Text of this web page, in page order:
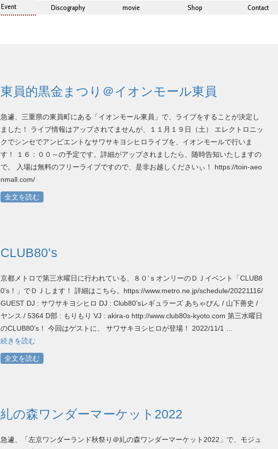
Event Discography movie Shop Contact
東員的黒金まつり＠イオンモール東員
急遽、三重県の東員町にある「イオンモール東員」で、ライブをすることが決定し
ました！ ライブ情報はアップされてませんが、１１月１９日（土） エレクトロニッ
クでシンセでアンビエントなサワサキヨシヒロライブを、イオンモールで行いま
す！ １６：００～の予定です。詳細がアップされましたら、随時告知いたしますの
で。 入場は無料のフリーライブですので、是非お越しくださいぃ！ https://toin-aeo
nmall.com/
全文を読む
CLUB80’s
京都メトロで第三水曜日に行われている、８０’ｓオンリーのＤＪイベント「CLUB8
0’s！」でＤＪします！ 詳細はこちら。https://www.metro.ne.jp/schedule/20221116/
GUEST DJ : サワサキヨシヒロ DJ : Club80’sレギュラーズ あちゃぴん / 山下善史 /
ヤンス / 5364 D部 : もりもり VJ : akira-o http://www.club80s-kyoto.com 第三水曜日
のCLUB80’s！ 今回はゲストに、 サワサキヨシヒロが登場！ 2022/11/1 …
続きを読む
全文を読む
糺の森ワンダーマーケット2022
急遽、「左京ワンダーランド秋祭り＠糺の森ワンダーマーケット2022」で、モジュ